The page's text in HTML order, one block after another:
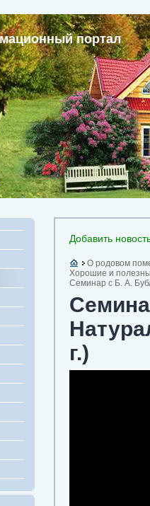
портал
Добавить
О родовом
Хорошие и
Семинар с Б. А.
г.)